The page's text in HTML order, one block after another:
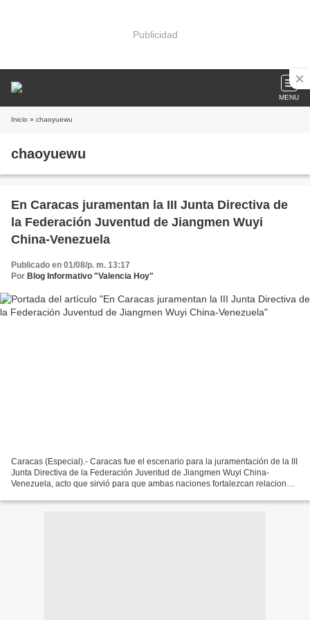
Publicidad
MENU
Inicio » chaoyuewu
chaoyuewu
En Caracas juramentan la III Junta Directiva de
la Federación Juventud de Jiangmen Wuyi
China-Venezuela
Publicado en 01/08/p. m. 13:17
Por Blog Informativo "Valencia Hoy"
Caracas (Especial).- Caracas fue el escenario para la juramentación de la III
Junta Directiva de la Federación Juventud de Jiangmen Wuyi China-
Venezuela, acto que sirvió para que ambas naciones fortalezcan relaciones